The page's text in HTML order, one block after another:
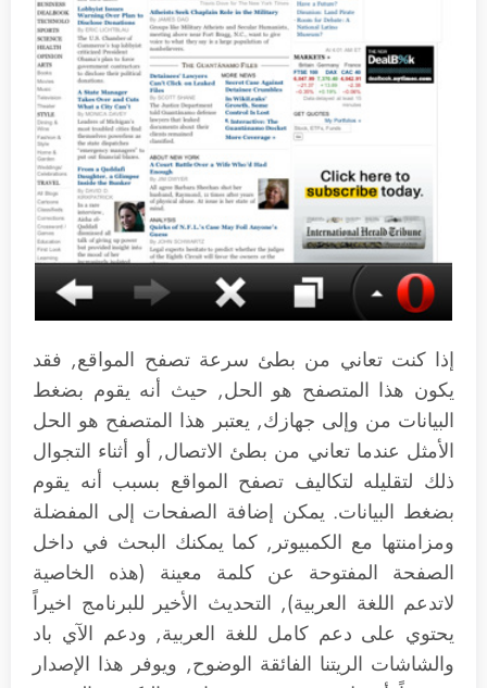
إذا كنت تعاني من بطئ سرعة تصفح المواقع, فقد
يكون هذا المتصفح هو الحل, حيث أنه يقوم بضغط
البيانات من وإلى جهازك, يعتبر هذا المتصفح هو الحل
الأمثل عندما تعاني من بطئ الاتصال, أو أثناء التجوال
ذلك لتقليله لتكاليف تصفح المواقع بسبب أنه يقوم
بضغط البيانات. يمكن إضافة الصفحات إلى المفضلة
ومزامنتها مع الكمبيوتر, كما يمكنك البحث في داخل
الصفحة المفتوحة عن كلمة معينة (هذه الخاصية
لاتدعم اللغة العربية), التحديث الأخير للبرنامج اخيراً
يحتوي على دعم كامل للغة العربية, ودعم الآي باد
والشاشات الريتنا الفائقة الوضوح, ويوفر هذا الإصدار